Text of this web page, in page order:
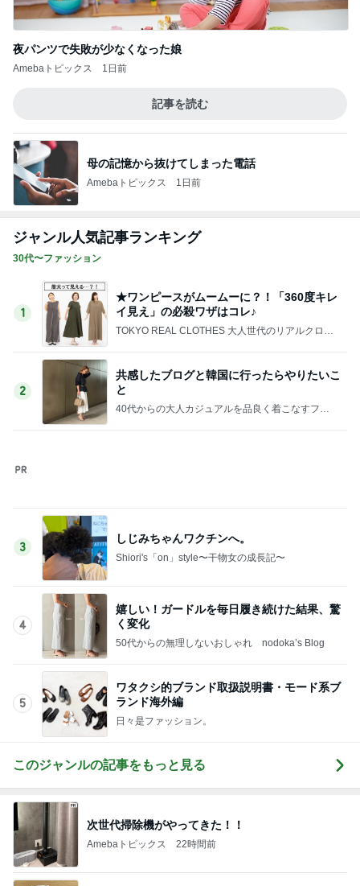
夜パンツで失敗が少なくなった娘
Amebaトピックス 1日前
記事を読む
母の記憶から抜けてしまった電話
Amebaトピックス 1日前
ジャンル人気記事ランキング
30代〜ファッション
1
★ワンピースがムームーに？！「360度キレ
イ見え」の必殺ワザはコレ♪
TOKYO REAL CLOTHES 大人世代のリアルクロー
2
共感したブログと韓国に行ったらやりたいこ
と
40代からの大人カジュアルを品良く着こなすファ
3
しじみちゃんワクチンへ。
Shiori's「on」style〜干物女の成長記〜
4
嬉しい！ガードルを毎日履き続けた結果、驚
く変化
50代からの無理しないおしゃれ nodoka’s Blog
5
ワタクシ的ブランド取扱説明書・モード系ブ
ランド海外編
日々是ファッション。
このジャンルの記事をもっと見る
次世代掃除機がやってきた！！
Amebaトピックス 22時間前